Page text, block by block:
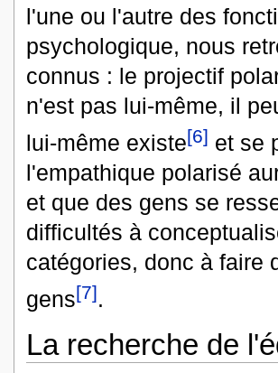
l'une ou l'autre des
psychologique, nous
connus : le projectif
n'est pas lui-même, il
lui-même existe[6] et se
l'empathique polarisé
et que des gens se
difficultés à
catégories, donc à faire
gens[7].
La recherche de